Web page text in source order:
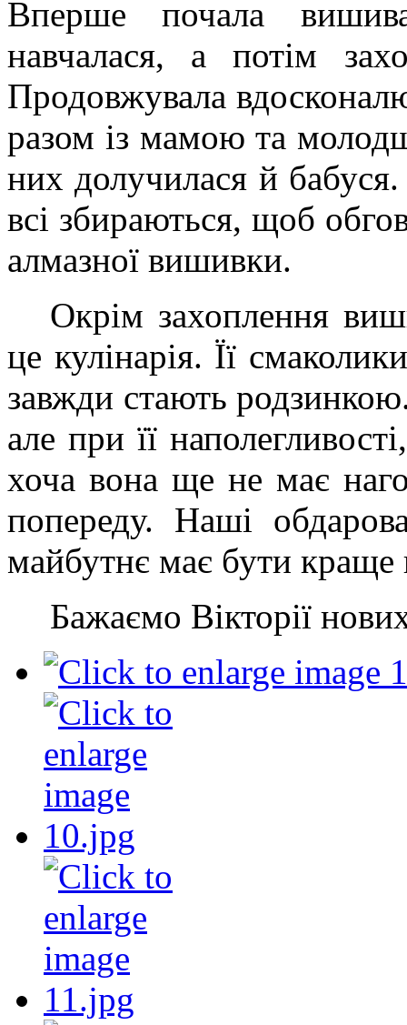
Вперше почала
навчалася, а потім
Продовжувала
разом із мамою та
них долучилася й
всі збираються, щоб
алмазної вишивки.
Окрім захоплення
це кулінарія. Її
завжди стають
але при її
хоча вона ще не має
попереду. Наші
майбутнє має бути краще
Бажаємо Вікторії